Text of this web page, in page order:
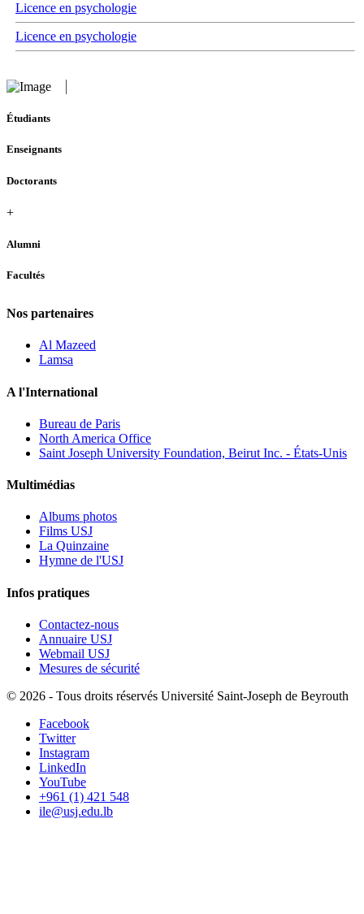
Licence en psychologie
Licence en psychologie
Étudiants
Enseignants
Doctorants
+
Alumni
Facultés
Nos partenaires
Al Mazeed
Lamsa
A l'International
Bureau de Paris
North America Office
Saint Joseph University Foundation, Beirut Inc. - États-Unis
Multimédias
Albums photos
Films USJ
La Quinzaine
Hymne de l'USJ
Infos pratiques
Contactez-nous
Annuaire USJ
Webmail USJ
Mesures de sécurité
© 2026 - Tous droits réservés Université Saint-Joseph de Beyrouth
Facebook
Twitter
Instagram
LinkedIn
YouTube
+961 (1) 421 548
ile@usj.edu.lb